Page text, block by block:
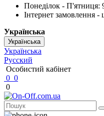
Понеділок - П'ятниця:
Інтернет замовлення -
Українська
Українська
Українська
Русский
Особистий кабінет
0 0
0